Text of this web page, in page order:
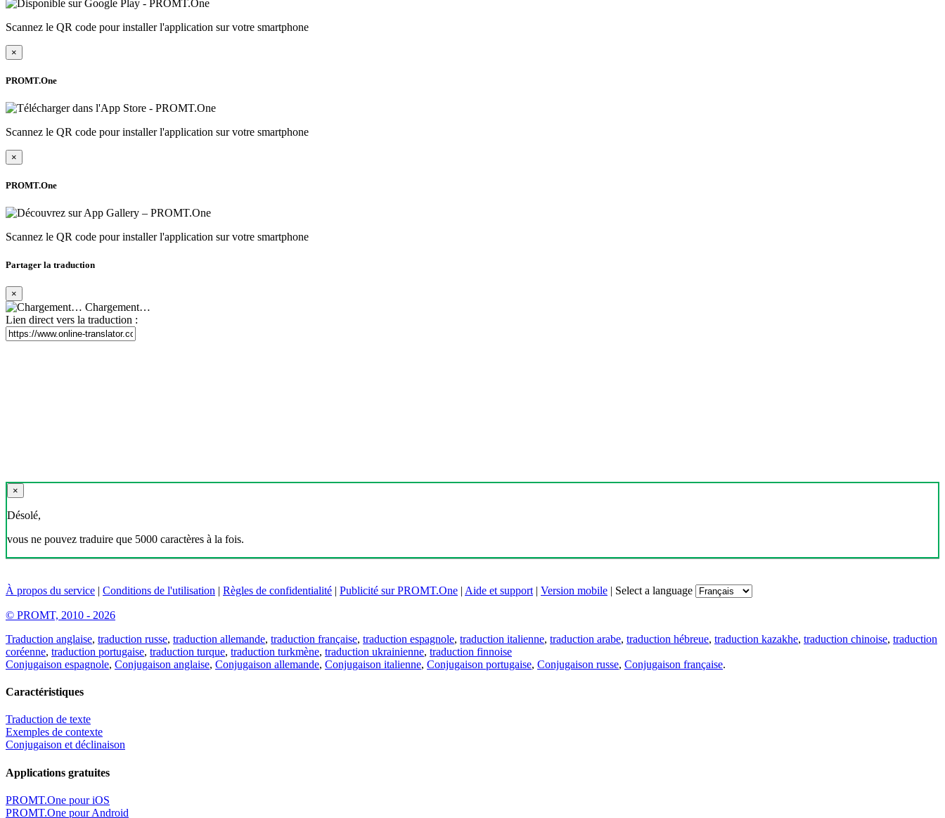
Scannez le QR code pour installer l'application sur votre smartphone
×
PROMT.One
Scannez le QR code pour installer l'application sur votre smartphone
×
PROMT.One
Scannez le QR code pour installer l'application sur votre smartphone
Partager la traduction
×
Chargement…
Lien direct vers la traduction :
×
Désolé,
vous ne pouvez traduire que 5000 caractères à la fois.
À propos du service | Conditions de l'utilisation | Règles de confidentialité | Publicité sur PROMT.One | Aide et support | Version mobile | Select a language
© PROMT, 2010 - 2026
Traduction anglaise, traduction russe, traduction allemande, traduction française, traduction espagnole, traduction italienne, traduction arabe, traduction hébreue, traduction kazakhe, traduction chinoise, traduction
coréenne, traduction portugaise, traduction turque, traduction turkmène, traduction ukrainienne, traduction finnoise
Conjugaison espagnole, Conjugaison anglaise, Conjugaison allemande, Conjugaison italienne, Conjugaison portugaise, Conjugaison russe, Conjugaison française.
Caractéristiques
Traduction de texte
Exemples de contexte
Conjugaison et déclinaison
Applications gratuites
PROMT.One pour iOS
PROMT.One pour Android